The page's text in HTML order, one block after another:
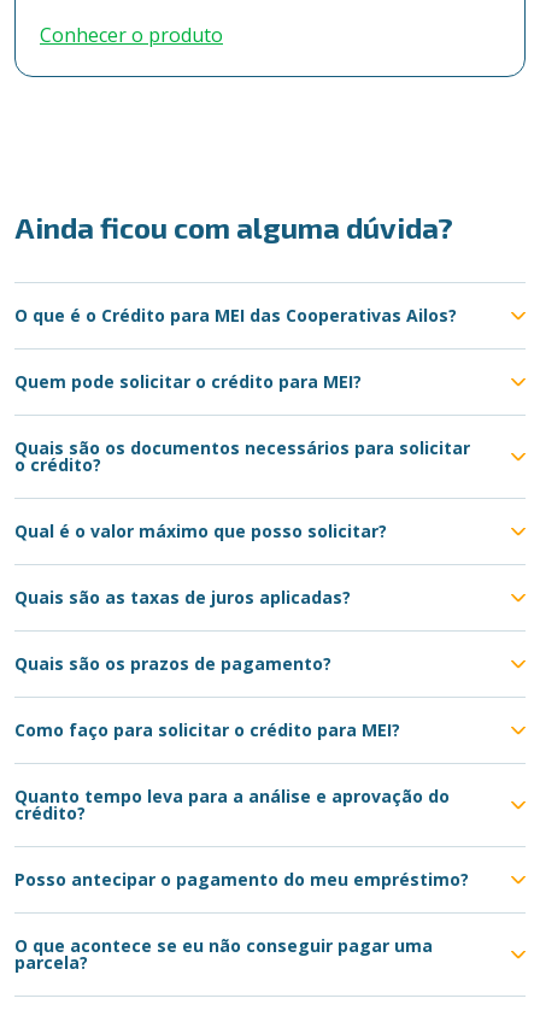
Conhecer o produto
Ainda ficou com alguma dúvida?
O que é o Crédito para MEI das Cooperativas Ailos?
Quem pode solicitar o crédito para MEI?
Quais são os documentos necessários para solicitar
o crédito?
Qual é o valor máximo que posso solicitar?
Quais são as taxas de juros aplicadas?
Quais são os prazos de pagamento?
Como faço para solicitar o crédito para MEI?
Quanto tempo leva para a análise e aprovação do
crédito?
Posso antecipar o pagamento do meu empréstimo?
O que acontece se eu não conseguir pagar uma
parcela?